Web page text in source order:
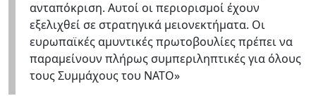
ανταπόκριση. Αυτοί οι περιορισμοί έχουν
εξελιχθεί σε στρατηγικά μειονεκτήματα. Οι
ευρωπαϊκές αμυντικές πρωτοβουλίες πρέπει να
παραμείνουν πλήρως συμπεριληπτικές για όλους
τους Συμμάχους του ΝΑΤΟ»